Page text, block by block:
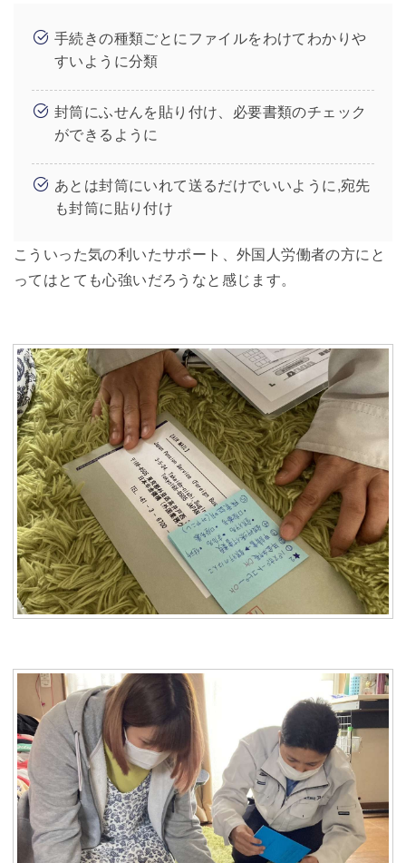
手続きの種類ごとにファイルをわけてわかりや
すいように分類
封筒にふせんを貼り付け、必要書類のチェック
ができるように
あとは封筒にいれて送るだけでいいように,宛先
も封筒に貼り付け
こういった気の利いたサポート、外国人労働者の方にと
ってはとても心強いだろうなと感じます。